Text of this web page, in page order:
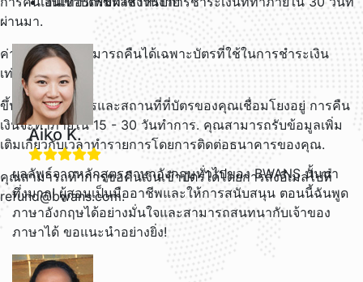
ผ่านมา.
ค่าธรรมเนียมสามารถคืนได้เฉพาะบัตรที่ใช้ในการชำระเงิน
เท่านั้น.
ขึ้นอยู่กับธนาคารและสถานที่ที่บัตรของคุณเชื่อมโยงอยู่ การคืน
เงินจะทำภายใน 15 - 30 วันทำการ. คุณสามารถรับข้อมูลเพิ่ม
เติมเกี่ยวกับเวลาทำรายการโดยการติดต่อธนาคารของคุณ.
คุณสามารถทำการขอคืนเงินเข้าบัตรได้โดยการส่งอีเมลไปที่
refund@bwans.com.
Aiko K.
ผลลัพธ์จากหลักสูตรภาษาอังกฤษทั่วไปของ BWANS นั้นน่า
ทึ่งมาก! ผู้สอนเป็นมืออาชีพและให้การสนับสนุน ตอนนี้ฉันพูด
ภาษาอังกฤษได้อย่างมั่นใจและสามารถสนทนากับเจ้าของ
ภาษาได้ ขอแนะนำอย่างยิ่ง!